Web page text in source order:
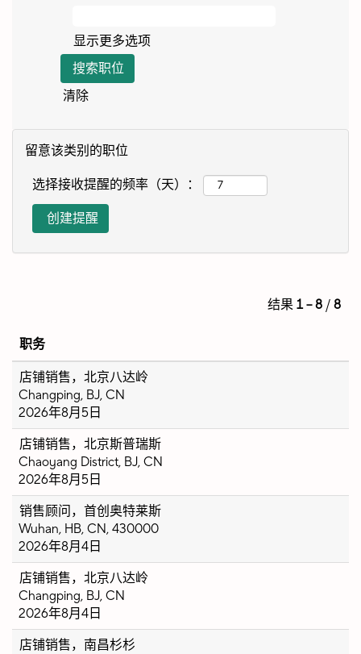
显示更多选项
清除
留意该类别的职位
选择接收提醒的频率（天）：
结果 1 – 8 / 8
职务
店铺销售，北京八达岭
Changping, BJ, CN
2026年8月5日
店铺销售，北京斯普瑞斯
Chaoyang District, BJ, CN
2026年8月5日
销售顾问，首创奥特莱斯
Wuhan, HB, CN, 430000
2026年8月4日
店铺销售，北京八达岭
Changping, BJ, CN
2026年8月4日
店铺销售，南昌杉杉